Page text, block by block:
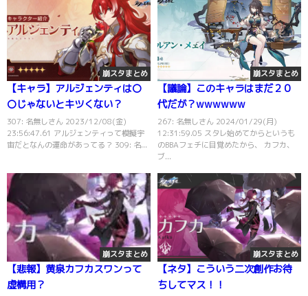
崩スタまとめ
【キャラ】アルジェンティは〇
〇じゃないとキツくない？
307: 名無しさん 2023/12/08(金)
23:56:47.61 アルジェンティって模擬宇
宙だとなんの運命があってる？ 309: 名...
崩スタまとめ
【議論】このキャラはまだ２０
代だが？wwwwww
267: 名無しさん 2024/01/29(月)
12:31:59.05 スタレ始めてからというも
のBBAフェチに目覚めたから、 カフカ、
ブ...
崩スタまとめ
【悲報】黄泉カフカスワンって
虚構用？
崩スタまとめ
【ネタ】こういう二次創作お待
ちしてマス！！